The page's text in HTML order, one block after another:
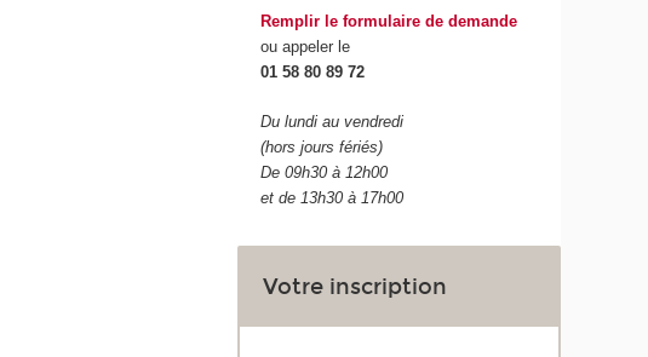
Remplir le formulaire de demande
ou appeler le
01 58 80 89 72
Du lundi au vendredi
(hors jours fériés)
De 09h30 à 12h00
et de 13h30 à 17h00
Votre inscription